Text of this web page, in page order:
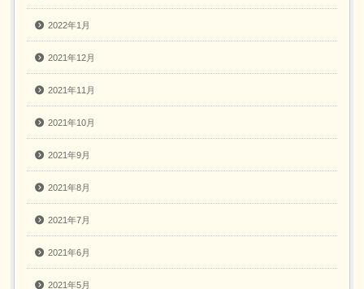
2022年1月
2021年12月
2021年11月
2021年10月
2021年9月
2021年8月
2021年7月
2021年6月
2021年5月